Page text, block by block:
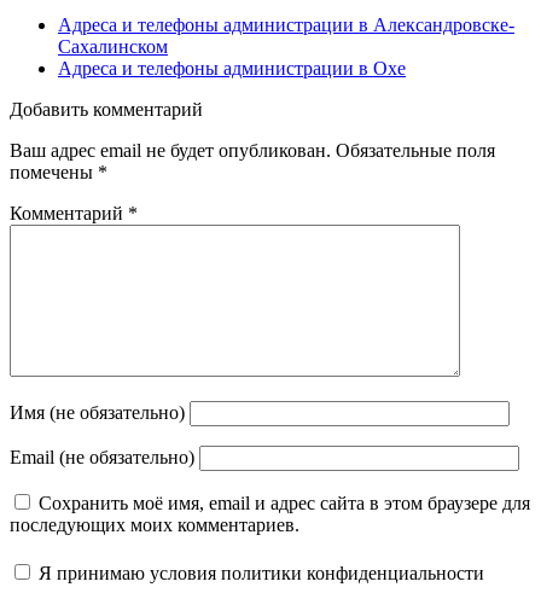
Адреса и телефоны администрации в Александровске-
Сахалинском
Адреса и телефоны администрации в Охе
Добавить комментарий
Ваш адрес email не будет опубликован. Обязательные поля
помечены *
Комментарий *
Имя (не обязательно)
Email (не обязательно)
Сохранить моё имя, email и адрес сайта в этом браузере для
последующих моих комментариев.
Я принимаю условия политики конфиденциальности